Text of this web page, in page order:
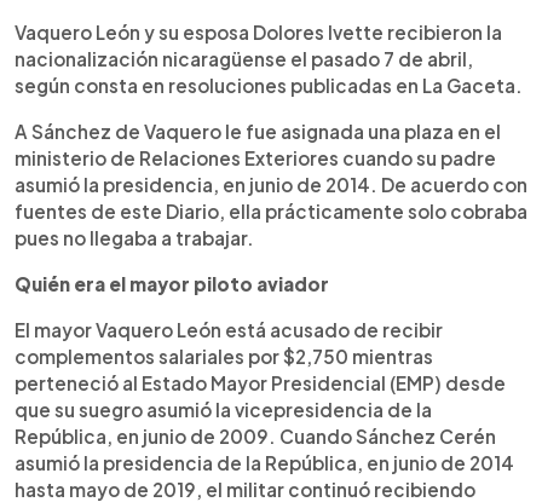
Vaquero León y su esposa Dolores Ivette recibieron la
nacionalización nicaragüense el pasado 7 de abril,
según consta en resoluciones publicadas en La Gaceta.
A Sánchez de Vaquero le fue asignada una plaza en el
ministerio de Relaciones Exteriores cuando su padre
asumió la presidencia, en junio de 2014. De acuerdo con
fuentes de este Diario, ella prácticamente solo cobraba
pues no llegaba a trabajar.
Quién era el mayor piloto aviador
El mayor Vaquero León está acusado de recibir
complementos salariales por $2,750 mientras
perteneció al Estado Mayor Presidencial (EMP) desde
que su suegro asumió la vicepresidencia de la
República, en junio de 2009. Cuando Sánchez Cerén
asumió la presidencia de la República, en junio de 2014
hasta mayo de 2019, el militar continuó recibiendo